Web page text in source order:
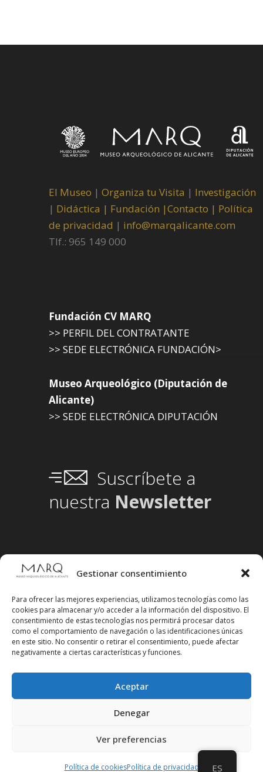
Gestionar consentimiento
Para ofrecer las mejores experiencias, utilizamos tecnologías como las
cookies para almacenar y/o acceder a la información del dispositivo. El
consentimiento de estas tecnologías nos permitirá procesar datos
como el comportamiento de navegación o las identificaciones únicas
en este sitio. No consentir o retirar el consentimiento, puede afectar
negativamente a ciertas características y funciones.
Aceptar
Denegar
Ver preferencias
Política de cookiesPolítica de privacidad
El Museo | Organiza tu Visita | Investigación
| Didáctica | Fundación |Contacto | Política
de privacidad | info@marqalicante.com
Tlf.: 965 149 000
Fundación CV MARQ
>> PERFIL DEL CONTRATANTE
>> SEDE ELECTRÓNICA FUNDACIÓN>
Museo Arqueológico (Diputación de
Alicante)
>> SEDE ELECTRÓNICA DIPUTACIÓN
Suscríbete a
nuestra Newsletter
Síguenos en redes sociales
ES